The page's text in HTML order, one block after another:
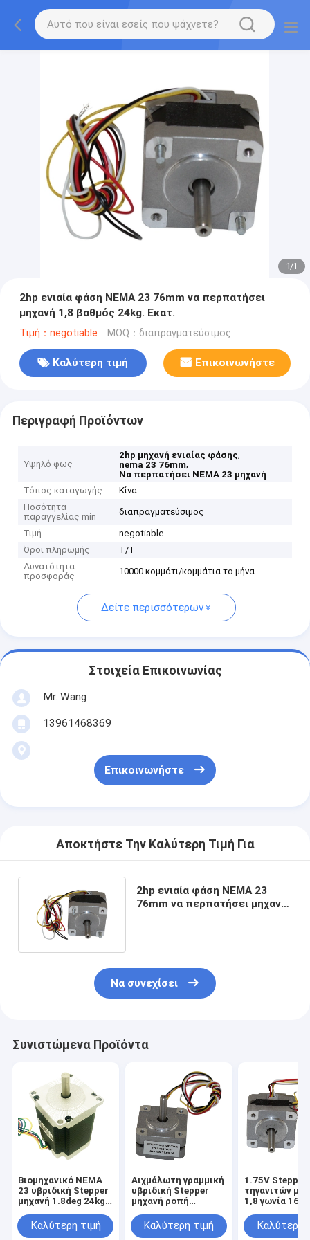
1/1
2hp ενιαία φάση NEMA 23 76mm να περπατήσει
μηχανή 1,8 βαθμός 24kg. Εκατ.
Τιμή：negotiable MOQ：διαπραγματεύσιμος
Καλύτερη τιμή Επικοινωνήστε
Περιγραφή Προϊόντων
Υψηλό φως
2hp μηχανή ενιαίας φάσης,
nema 23 76mm,
Να περπατήσει NEMA 23 μηχανή
Τόπος καταγωγής
Κίνα
Ποσότητα
παραγγελίας min
διαπραγματεύσιμος
Τιμή
negotiable
Όροι πληρωμής
T/T
Δυνατότητα
προσφοράς
10000 κομμάτι/κομμάτια το μήνα
Δείτε περισσότερων
Στοιχεία Επικοινωνίας
Mr. Wang
13961468369
Επικοινωνήστε
Αποκτήστε Την Καλύτερη Τιμή Για
2hp ενιαία φάση NEMA 23
76mm να περπατήσει μηχανή
Να συνεχίσει
Συνιστώμενα Προϊόντα
Βιομηχανικό NEMA
23 υβριδική Stepper
μηχανή 1.8deg 24kg
Καλύτερη τιμή
Αιχμάλωτη γραμμική
υβριδική Stepper
μηχανή ροπή
βαθμού
Καλύτερη τιμή
1.75V Stepper
τηγανιτών
1,8 γωνία 16
Καλύτερη